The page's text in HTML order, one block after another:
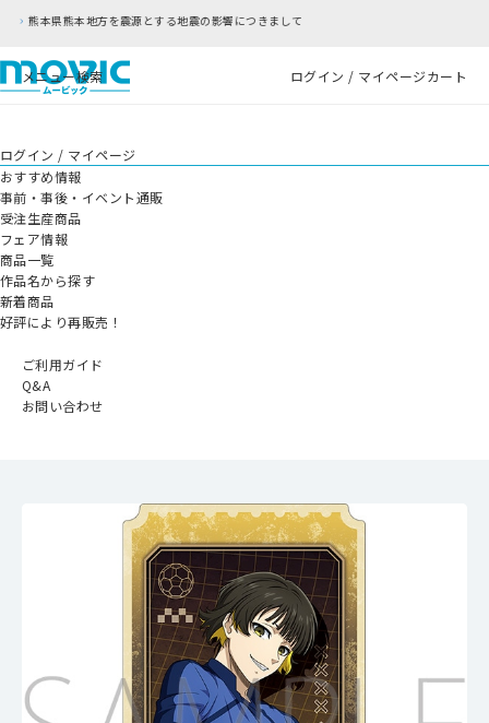
影響につきまして
メニュー検索 ログイン / マイページカート
ログイン / マイページ
おすすめ情報
事前・事後・イベント通販
受注生産商品
フェア情報
商品一覧
作品名から探す
新着商品
好評により再販売！
ご利用ガイド
Q&A
お問い合わせ